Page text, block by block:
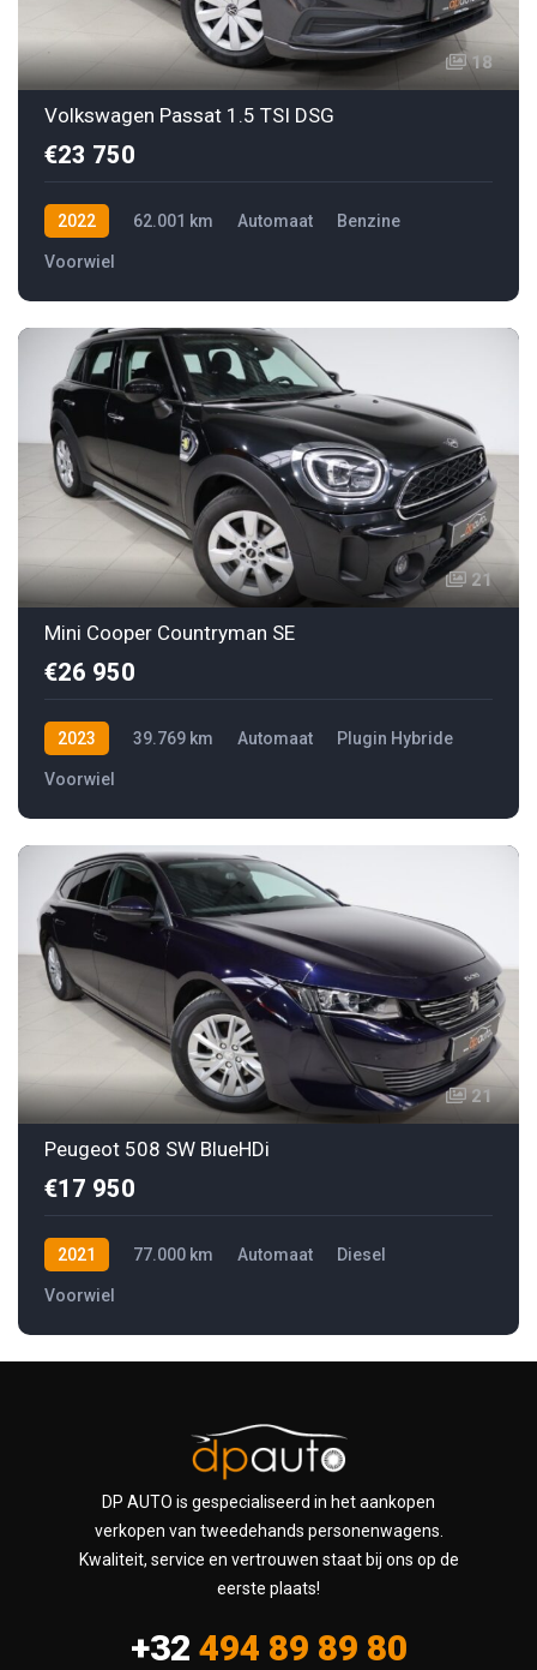
18
Volkswagen Passat 1.5 TSI DSG
€23 750
2022 62.001 km Automaat Benzine
Voorwiel
21
Mini Cooper Countryman SE
€26 950
2023 39.769 km Automaat Plugin Hybride
Voorwiel
21
Peugeot 508 SW BlueHDi
€17 950
2021 77.000 km Automaat Diesel
Voorwiel
DP AUTO is gespecialiseerd in het aankopen
verkopen van tweedehands personenwagens.
Kwaliteit, service en vertrouwen staat bij ons op de
eerste plaats!
+32 494 89 89 80